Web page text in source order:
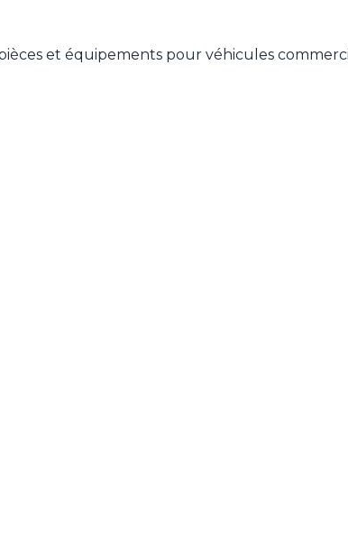
et équipements pour véhicules